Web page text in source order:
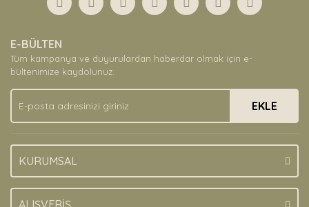
Yorum Yaz
Ürün açıklamasında eksik bilgiler bulunuyor.
Ürün bilgilerinde hatalar bulunuyor.
Ürün fiyatı diğer sitelerden daha pahalı.
Bu ürüne benzer farklı alternatifler olmalı.
E-BÜLTEN
Tüm kampanya ve duyurulardan haberdar olmak için e-
bültenimize kaydolunuz.
EKLE
KURUMSAL
ALIŞVERİŞ